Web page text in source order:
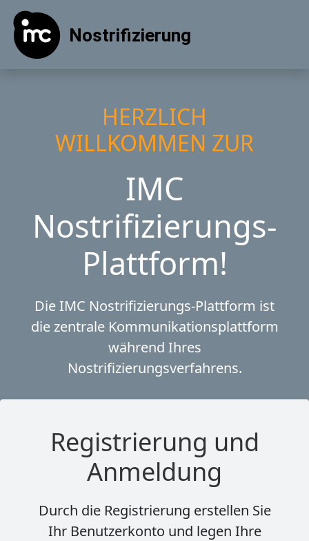
Nostrifizierung
HERZLICH
WILLKOMMEN ZUR
IMC
Nostrifizierungs-
Plattform!
Die IMC Nostrifizierungs-Plattform ist
die zentrale Kommunikationsplattform
während Ihres
Nostrifizierungsverfahrens.
Registrierung und
Anmeldung
Durch die Registrierung erstellen Sie
Ihr Benutzerkonto und legen Ihre